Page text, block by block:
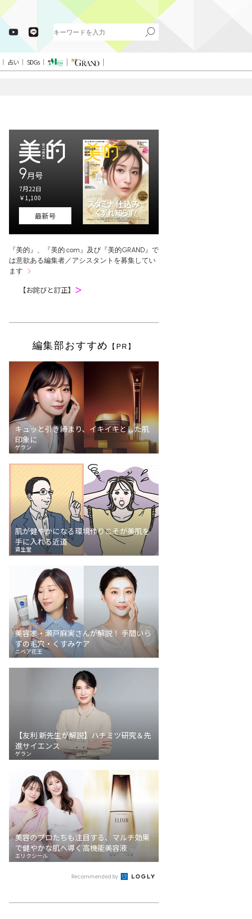
占い SDGs
9月号
7月22日
￥1,100
最新号
『美的』、『美的.com』及び『美的GRAND』で
は意欲ある編集者／アシスタントを募集してい
ます
【お詫びと訂正】 ＞
編集部おすすめ 【PR】
キュッと引き締まり、イキイキとした肌
印象に
ゲラン
肌が健やかになる環境作りこそが美肌を
手に入れる近道
資生堂
美容家・瀬戸麻実さんが解説！ 手間いら
ずの毛穴・くすみケア
ニベア花王
【友利 新先生が解説】ハチミツ研究＆先
進サイエンス
ゲラン
美容のプロたちも注目する、マルチ効果
で健やかな肌へ導く高機能美容液
エリクシール
Recommended by